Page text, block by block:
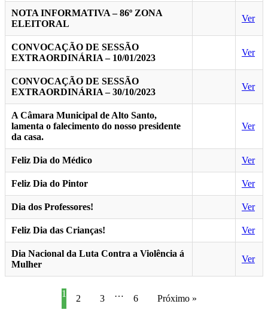
NOTA INFORMATIVA – 86º ZONA
ELEITORAL
Ver
CONVOCAÇÃO DE SESSÃO
EXTRAORDINÁRIA – 10/01/2023
Ver
CONVOCAÇÃO DE SESSÃO
EXTRAORDINÁRIA – 30/10/2023
Ver
A Câmara Municipal de Alto Santo,
lamenta o falecimento do nosso presidente
da casa.
Ver
Feliz Dia do Médico Ver
Feliz Dia do Pintor Ver
Dia dos Professores! Ver
Feliz Dia das Crianças! Ver
Dia Nacional da Luta Contra a Violência á
Mulher
Ver
1 2 3 … 6 Próximo »